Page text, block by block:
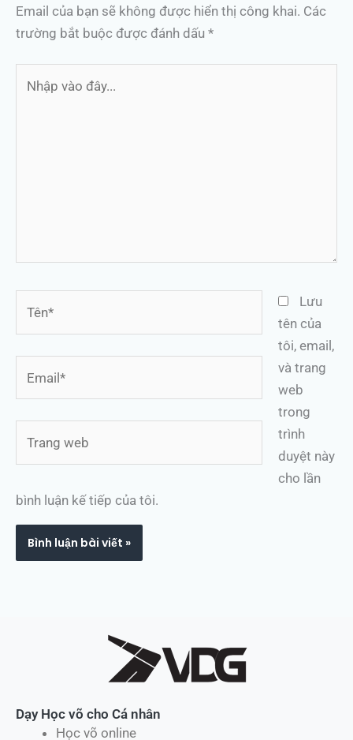
Email của bạn sẽ không được hiển thị công khai. Các
trường bắt buộc được đánh dấu *
Lưu
tên của
tôi, email,
và trang
web
trong
trình
duyệt này
cho lần
bình luận kế tiếp của tôi.
Dạy Học võ cho Cá nhân
Học võ online